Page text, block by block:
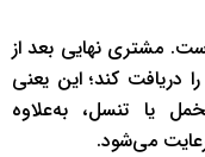
مشتری نهایی بعد از
کند؛ این یعنی
یا تنسل، به‌علاوه
می‌شود.